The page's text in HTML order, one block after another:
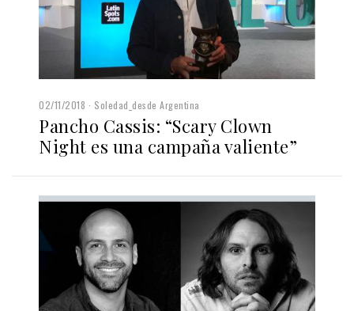
02/11/2018 Soledad_desde Argentina
Pancho Cassis: “Scary Clown
Night es una campaña valiente”